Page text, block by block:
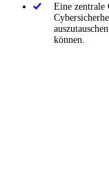
Eine zentrale
können.